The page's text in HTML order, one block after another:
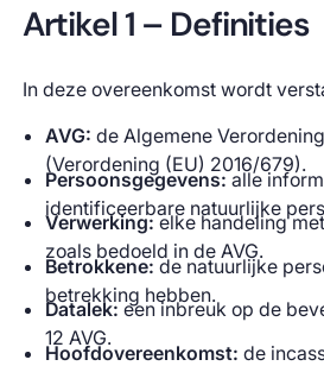
Artikel 1 – Definities
In deze overeenkomst wordt
AVG: de Algemene
(Verordening (EU) 2016/679).
Persoonsgegevens:alle
identificeerbare natuurlijke
Verwerking:elke handeling
zoals bedoeld in de AVG.
Betrokkene:de natuurlijke
betrekking hebben.
Datalek:een inbreuk op de
12 AVG.
Hoofdovereenkomst: de